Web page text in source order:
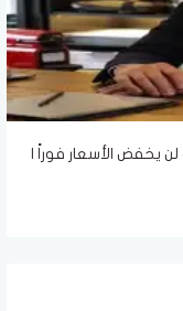
يخفض الأسعار فوراً |